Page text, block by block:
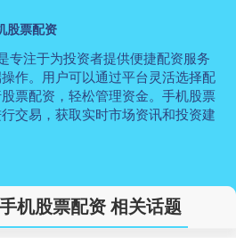
股票配资
专注于为投资者提供便捷配资服务
作。用户可以通过平台灵活选择配
票配资，轻松管理资金。手机股票
交易，获取实时市场资讯和投资建
机股票配资 相关话题